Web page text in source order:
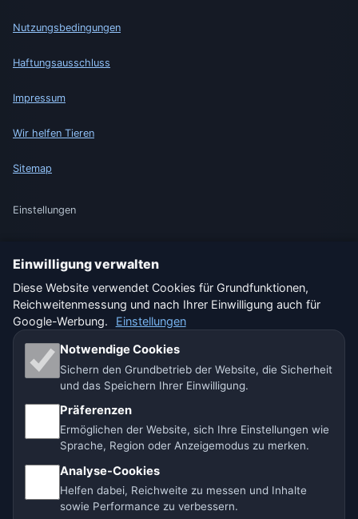
Nutzungsbedingungen
Haftungsausschluss
Impressum
Wir helfen Tieren
Sitemap
Einstellungen
🇨🇭 Wetter Schweiz
Unsere Wetterseiten:
🇨🇿 Tschechien 🇭🇷 Kroatien 🇧🇬 Bulgarien
🇩🇪🇦🇹🇨🇭 Deutschland / Österreich / Schweiz
🌎 Lateinamerika und Spanien 🇮🇳 Süd- und Südostasien
Einwilligung verwalten
Diese Website verwendet Cookies für Grundfunktionen,
Reichweitenmessung und nach Ihrer Einwilligung auch für
Google-Werbung.
Einstellungen
Notwendige Cookies
Sichern den Grundbetrieb der Website, die Sicherheit
und das Speichern Ihrer Einwilligung.
Präferenzen
Ermöglichen der Website, sich Ihre Einstellungen wie
Sprache, Region oder Anzeigemodus zu merken.
Analyse-Cookies
Helfen dabei, Reichweite zu messen und Inhalte
sowie Performance zu verbessern.